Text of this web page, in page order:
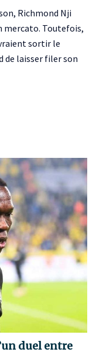
Richmond Nji
mercato. Toutefois,
sortir le
de laisser filer son
duel entre